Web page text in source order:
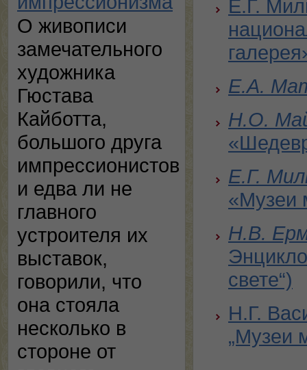
О живописи
замечательного
художника
Гюстава
Кайботта,
большого друга
импрессионистов
и едва ли не
главного
устроителя их
выставок,
говорили, что
она стояла
несколько в
стороне от
Е.Г.
Е.А.
Н.О.
Е.Г.
«Музеи
Н.В.
свете“)
Н.Г.
„Музеи